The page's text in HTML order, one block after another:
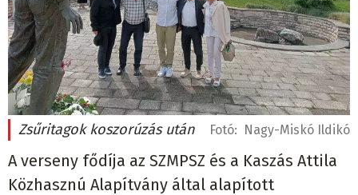
Zsűritagok koszorúzás után Fotó: Nagy-Miskó Ildikó
A verseny fődíja az SZMPSZ és a Kaszás Attila
Közhasznú Alapítvány által alapított